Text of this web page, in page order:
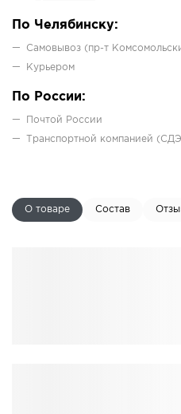
По Челябинску:
Самовывоз (пр-т
Курьером
По России:
Почтой России
Транспортной компанией
О товаре Состав